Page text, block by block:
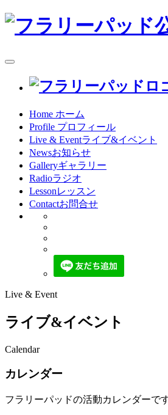
toggle
navigation
Home ホーム
Profile プロフィール
Live & Eventライブ&イベント
Newsお知らせ
Galleryギャラリー
Radioラジオ
Lessonレッスン
Contactお問合せ
Live & Event
ライブ&イベント
Calendar
カレンダー
フラリーパッドの活動カレンダーで